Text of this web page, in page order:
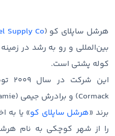
هرشل ساپلای کو (Supply Co
بین‌المللی و رو به رشد در
کوله پشتی است.
Cormack) و برادرش جیمی (Jamie) آغاز به کار کرد.
برند «هرشل ساپلای کو» یا به
را از شهر کوچکی به نام